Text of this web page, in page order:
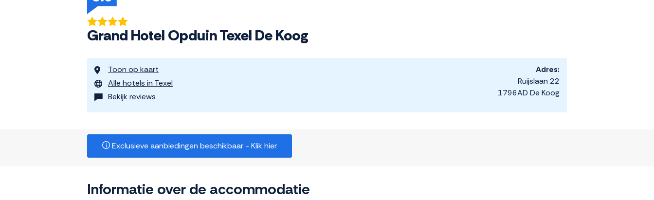
Grand Hotel Opduin Texel De Koog
Toon op kaart
Alle hotels in Texel
Bekijk reviews
Adres:
Ruijslaan 22
1796AD De Koog
Exclusieve aanbiedingen beschikbaar - Klik hier
Informatie over de accommodatie